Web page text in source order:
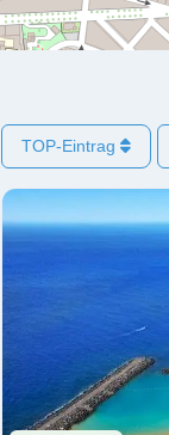
TOP-Eintrag